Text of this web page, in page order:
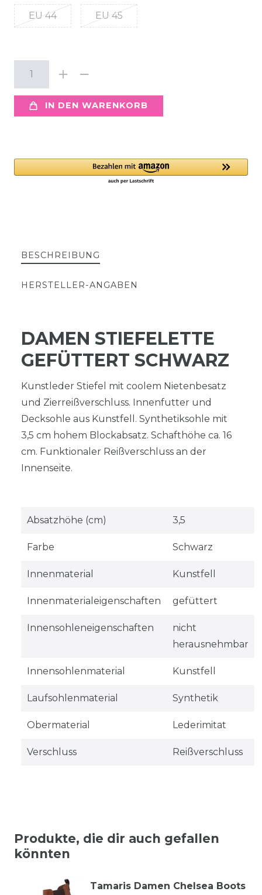
EU 44 EU 45
IN DEN WARENKORB
BESCHREIBUNG
HERSTELLER-ANGABEN
DAMEN STIEFELETTE
GEFÜTTERT SCHWARZ
Kunstleder Stiefel mit coolem Nietenbesatz
und Zierreißverschluss. Innenfutter und
Decksohle aus Kunstfell. Synthetiksohle mit
3,5 cm hohem Blockabsatz. Schafthöhe ca. 16
cm. Funktionaler Reißverschluss an der
Innenseite.
Absatzhöhe (cm) 3,5
Farbe Schwarz
Innenmaterial Kunstfell
Innenmaterialeigenschaften gefüttert
Innensohleneigenschaften
nicht
herausnehmbar
Innensohlenmaterial Kunstfell
Laufsohlenmaterial Synthetik
Obermaterial Lederimitat
Verschluss Reißverschluss
Produkte, die dir auch gefallen
könnten
Tamaris Damen Chelsea Boots